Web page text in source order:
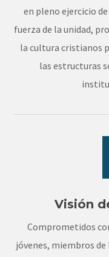
en pleno ejercicio
fuerza de la unidad,
la cultura cristianos
las estructuras
Visión
Comprometidos
jóvenes, miembros